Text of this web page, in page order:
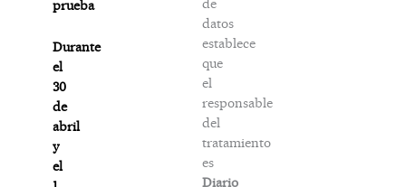
prueba
Durante
el
30
de
abril
y
el
datos
establece
que
el
responsable
del
tratamiento
es
Diario